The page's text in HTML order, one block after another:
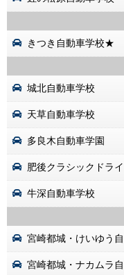
きつき自動車学校★
城北自動車学校
天草自動車学校
多良木自動車学園
肥後クラシックドラ
牛深自動車学校
宮崎都城・けいゆう
宮崎都城・ナカムラ